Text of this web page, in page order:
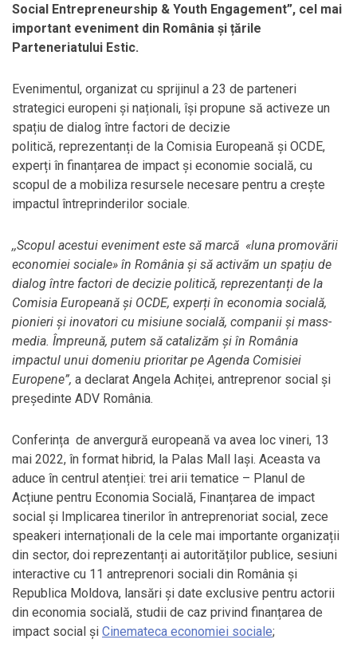
Social Entrepreneurship & Youth Engagement”, cel mai
important eveniment din România și țările
Parteneriatului Estic.
Evenimentul, organizat cu sprijinul a 23 de parteneri
strategici europeni și naționali, își propune să activeze un
spațiu de dialog între factori de decizie
politică, reprezentanți de la Comisia Europeană și OCDE,
experți în finanțarea de impact și economie socială, cu
scopul de a mobiliza resursele necesare pentru a crește
impactul întreprinderilor sociale.
,,Scopul acestui eveniment este să marcă «luna promovării
economiei sociale» în România și să activăm un spațiu de
dialog între factori de decizie politică, reprezentanți de la
Comisia Europeană și OCDE, experți în economia socială,
pionieri și inovatori cu misiune socială, companii și mass-
media. Împreună, putem să catalizăm și în România
impactul unui domeniu prioritar pe Agenda Comisiei
Europene”, a declarat Angela Achiței, antreprenor social și
președinte ADV România.
Conferința de anvergură europeană va avea loc vineri, 13
mai 2022, în format hibrid, la Palas Mall Iași. Aceasta va
aduce în centrul atenției: trei arii tematice – Planul de
Acțiune pentru Economia Socială, Finanțarea de impact
social și Implicarea tinerilor în antreprenoriat social, zece
speakeri internaționali de la cele mai importante organizații
din sector, doi reprezentanți ai autorităților publice, sesiuni
interactive cu 11 antreprenori sociali din România și
Republica Moldova, lansări și date exclusive pentru actorii
din economia socială, studii de caz privind finanțarea de
impact social și Cinemateca economiei sociale;